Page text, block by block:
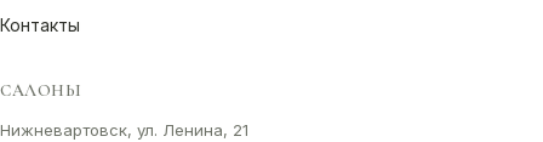
Контакты
САЛОНЫ
Нижневартовск, ул. Ленина, 21